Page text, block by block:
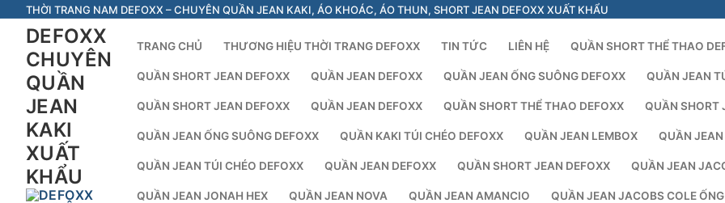
Chuyển
dung
THỜI TRANG NAM DEFOXX – CHUYÊN QUẦN JEAN KAKI, ÁO KHOÁC, ÁO THUN, SHORT JEAN DEFOXX XUẤT KHẨU
DEFOXX
CHUYÊN
QUẦN
JEAN
KAKI
XUẤT
KHẨU
TRANG CHỦ THƯƠNG HIỆU THỜI TRANG DEFOXX TIN TỨC LIÊN HỆ QUẦN SHORT THỂ THAO
QUẦN SHORT JEAN DEFOXX QUẦN JEAN DEFOXX QUẦN JEAN ỐNG SUÔNG DEFOXX QUẦN JEAN
QUẦN SHORT JEAN DEFOXX QUẦN JEAN DEFOXX QUẦN SHORT THỂ THAO DEFOXX QUẦN SHORT
QUẦN JEAN ỐNG SUÔNG DEFOXX QUẦN KAKI TÚI CHÉO DEFOXX QUẦN JEAN LEMBOX QUẦN
QUẦN JEAN TÚI CHÉO DEFOXX QUẦN JEAN DEFOXX QUẦN SHORT JEAN DEFOXX QUẦN JEAN
QUẦN JEAN JONAH HEX QUẦN JEAN NOVA QUẦN JEAN AMANCIO QUẦN JEAN JACOBS COLE